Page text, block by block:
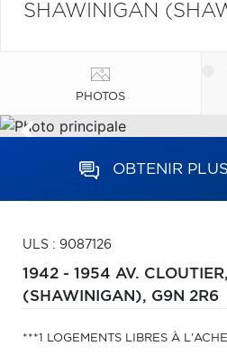
SHAWINIGAN
PHOTOS
OBTENIR
ULS : 9087126
1942 - 1954 AV. CLOUTIER,
(SHAWINIGAN), G9N 2R6
***1 LOGEMENTS LIBRES À